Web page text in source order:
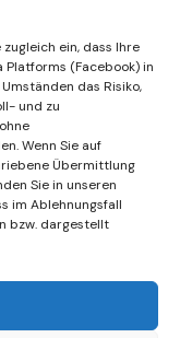
ein, dass Ihre
Platforms (Facebook) in
das Risiko,
und zu
Wenn Sie auf
Übermittlung
Sie in unseren
im Ablehnungsfall
bzw. dargestellt
31/…